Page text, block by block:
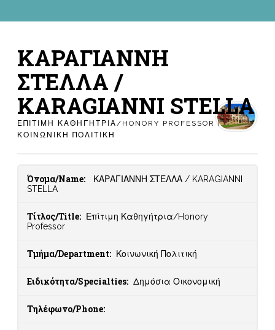
ΚΑΡΑΓΙΑΝΝΗ
ΣΤΕΛΛΑ /
KARAGIANNI STELLA
ΕΠΊΤΙΜΗ ΚΑΘΗΓΉΤΡΙΑ/HONORY PROFESSOR |
ΚΟΙΝΩΝΙΚΉ ΠΟΛΙΤΙΚΉ
Όνομα/Name:
ΚΑΡΑΓΙΑΝΝΗ ΣΤΕΛΛΑ / KARAGIANNI
STELLA
Τίτλος/Title:
Επίτιμη Καθηγήτρια/Honory
Professor
Τμήμα/Department: Κοινωνική Πολιτική
Ειδικότητα/Specialties: Δημόσια Οικονομική
Τηλέφωνο/Phone: